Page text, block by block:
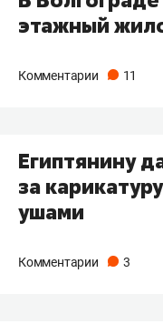
этажный
Комментарии 11
Египтянину
за
ушами
Комментарии 3